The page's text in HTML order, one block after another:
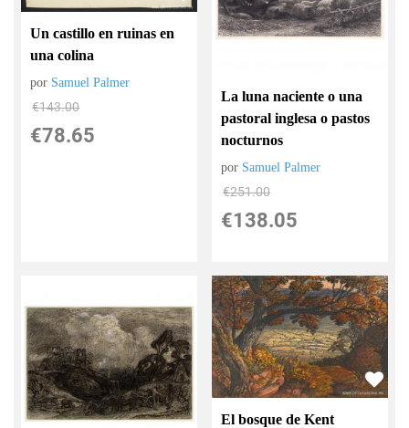
Un castillo en ruinas en
una colina
por Samuel Palmer
€143.00
€78.65
La luna naciente o una
pastoral inglesa o pastos
nocturnos
por Samuel Palmer
€251.00
€138.05
El bosque de Kent